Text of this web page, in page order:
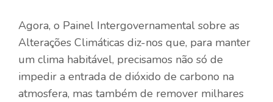
Agora, o Painel Intergovernamental sobre as
Alterações Climáticas diz-nos que, para manter
um clima habitável, precisamos não só de
impedir a entrada de dióxido de carbono na
atmosfera, mas também de remover milhares